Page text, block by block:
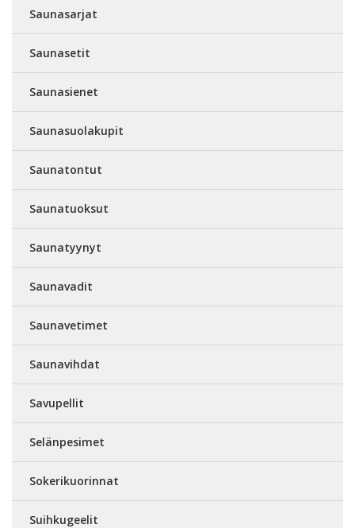
Saunasarjat
Saunasetit
Saunasienet
Saunasuolakupit
Saunatontut
Saunatuoksut
Saunatyynyt
Saunavadit
Saunavetimet
Saunavihdat
Savupellit
Selänpesimet
Sokerikuorinnat
Suihkugeelit